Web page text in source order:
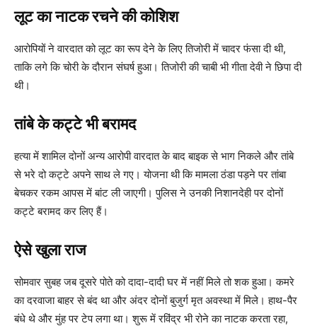
लूट का नाटक रचने की कोशिश
आरोपियों ने वारदात को लूट का रूप देने के लिए तिजोरी में चादर फंसा दी थी,
ताकि लगे कि चोरी के दौरान संघर्ष हुआ। तिजोरी की चाबी भी गीता देवी ने छिपा दी
थी।
तांबे के कट्टे भी बरामद
हत्या में शामिल दोनों अन्य आरोपी वारदात के बाद बाइक से भाग निकले और तांबे
से भरे दो कट्टे अपने साथ ले गए। योजना थी कि मामला ठंडा पड़ने पर तांबा
बेचकर रकम आपस में बांट ली जाएगी। पुलिस ने उनकी निशानदेही पर दोनों
कट्टे बरामद कर लिए हैं।
ऐसे खुला राज
सोमवार सुबह जब दूसरे पोते को दादा-दादी घर में नहीं मिले तो शक हुआ। कमरे
का दरवाजा बाहर से बंद था और अंदर दोनों बुजुर्ग मृत अवस्था में मिले। हाथ-पैर
बंधे थे और मुंह पर टेप लगा था। शुरू में रविंद्र भी रोने का नाटक करता रहा,